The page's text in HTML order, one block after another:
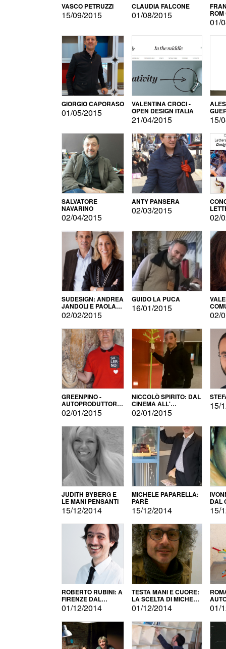
VASCO PETRUZZI
15/09/2015
CLAUDIA FALCONE
01/08/2015
01/
GIORGIO CAPORASO
01/05/2015
VALENTINA CROCI -
OPEN DESIGN ITALIA
21/04/2015 15/
SALVATORE
NAVARINO
02/04/2015
ANTY PANSERA
02/03/2015
02/
SUDESIGN: ANDREA
JANDOLI E PAOLA
PISAPIA
02/02/2015
GUIDO LA PUCA
16/01/2015
02/
GREENPINO -
AUTOPRODUTTORE
PER AMORE
02/01/2015
NICCOLÒ SPIRITO: DAL
CINEMA ALL'
AUTOPRODUZIONE
02/01/2015
15/
JUDITH BYBERG E
LE MANI PENSANTI
15/12/2014
MICHELE PAPARELLA:
PARÈ
15/12/2014
DAL
15/
ROBERTO RUBINI: A
FIRENZE DAL
PRODOTTO ALLA
PROMOZIONE
01/12/2014
TESTA MANI E CUORE:
LA SCELTA DI MICHELE
BARBERIO
01/12/2014 01/